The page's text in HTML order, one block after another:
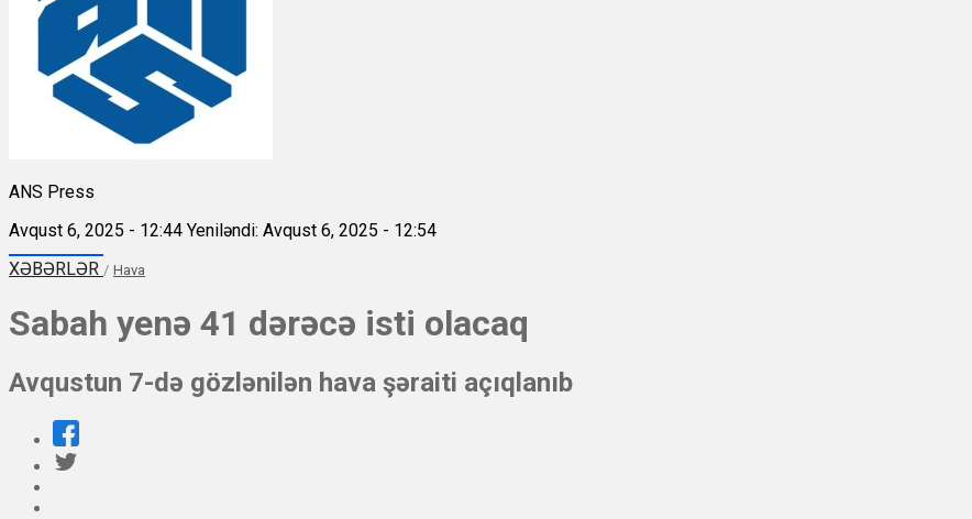
ANS Press
Avqust 6, 2025 - 12:44 Yeniləndi: Avqust 6, 2025 - 12:54
XƏBƏRLƏR / Hava
Sabah yenə 41 dərəcə isti olacaq
Avqustun 7-də gözlənilən hava şəraiti açıqlanıb